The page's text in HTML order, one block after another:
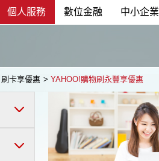
個人服務 數位金融 中小企業
刷卡享優惠 > YAHOO!購物刷永豐享優惠